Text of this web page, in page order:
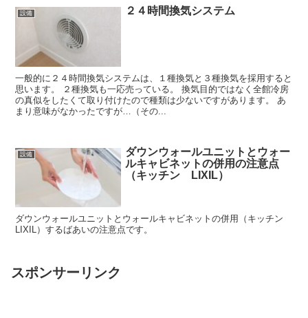
設備 ２４時間換気システム
一般的に２４時間換気システムは、１種換気と３種換気を採用すると
思います。 ２種換気も一応売っている。 換気目的ではなく全館冷房
の真似をしたくて取り付けたので種類は少ないですがあります。 あ
まり意味がなかったですが…（その...
設備
ダウンウォールユニットとウォー
ルキャビネットの併用の注意点
（キッチン LIXIL）
ダウンウォールユニットとウォールキャビネットの併用（キッチン
LIXIL）するばあいの注意点です。
スポンサーリンク